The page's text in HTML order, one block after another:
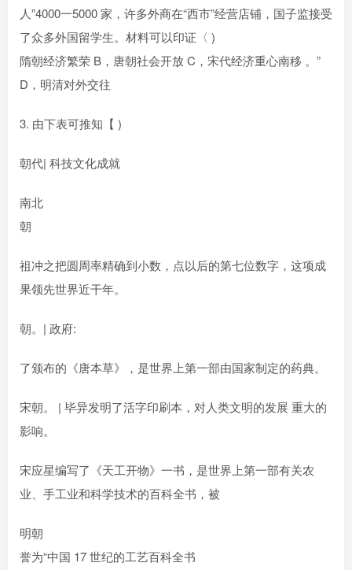
人”4000一5000 家，许多外商在“西市”经营店铺，国子监接受
了众多外国留学生。材料可以印证〈 )
隋朝经济繁荣 B，唐朝社会开放 C，宋代经济重心南移 。”
D，明清对外交往
3. 由下表可推知【 )
朝代| 科技文化成就
南北
朝
祖冲之把圆周率精确到小数，点以后的第七位数字，这项成
果领先世界近干年。
朝。| 政府:
了颁布的《唐本草》，是世界上第一部由国家制定的药典。
宋朝。 | 毕异发明了活字印刷本，对人类文明的发展 重大的
影响。
宋应星编写了《天工开物》一书，是世界上第一部有关农
业、手工业和科学技术的百科全书，被
明朝
誉为“中国 17 世纪的工艺百科全书